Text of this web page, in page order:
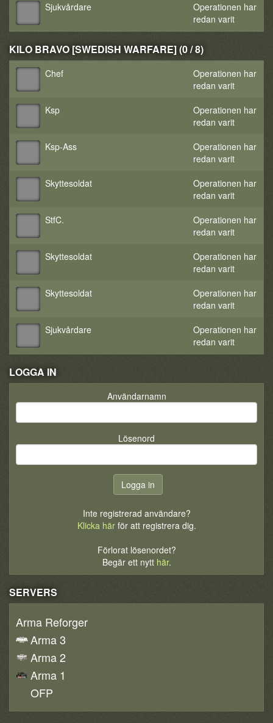
Sjukvårdare
Operationen har
redan varit
KILO BRAVO [SWEDISH WARFARE] (0 / 8)
Chef
Operationen har
redan varit
Ksp
Operationen har
redan varit
Ksp-Ass
Operationen har
redan varit
Skyttesoldat
Operationen har
redan varit
StfC.
Operationen har
redan varit
Skyttesoldat
Operationen har
redan varit
Skyttesoldat
Operationen har
redan varit
Sjukvårdare
Operationen har
redan varit
LOGGA IN
Användarnamn
Lösenord
Inte registrerad användare?
Klicka härför att registrera dig.
Förlorat lösenordet?
Begär ett nytt här.
SERVERS
Arma Reforger
Arma 3
Arma 2
Arma 1
OFP